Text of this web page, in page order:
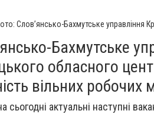
Слов’янсько-Бахмутське управління
Бахмутське
обласного
вільних робочих
сьогодні актуальні наступні